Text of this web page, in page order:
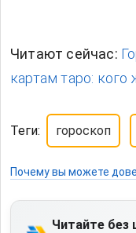
Читают сейчас:
картам таро:
Теги: гороскоп
Почему вы можете
Читайте без